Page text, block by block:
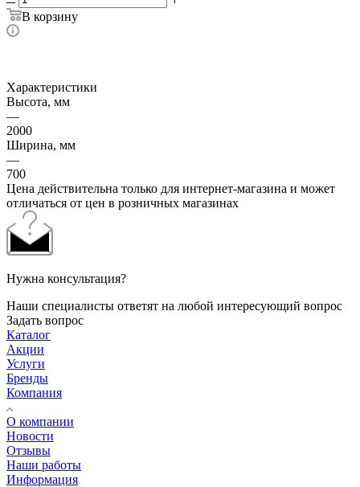
В корзину
Характеристики
Высота, мм
—
2000
Ширина, мм
—
700
Цена действительна только для интернет-магазина и может
отличаться от цен в розничных магазинах
Нужна консультация?
Наши специалисты ответят на любой интересующий вопрос
Задать вопрос
Каталог
Акции
Услуги
Бренды
Компания
О компании
Новости
Отзывы
Наши работы
Информация